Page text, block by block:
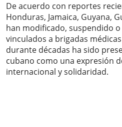
De acuerdo con reportes
Honduras, Jamaica, Guyana,
han modificado, suspendido
vinculados a brigadas
durante décadas ha sido
cubano como una expresión
internacional y solidaridad.